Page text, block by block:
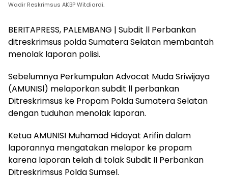
Wadir Reskrimsus AKBP Witdiardi.
BERITAPRESS, PALEMBANG | Subdit ll Perbankan
ditreskrimsus polda Sumatera Selatan membantah
menolak laporan polisi.
Sebelumnya Perkumpulan Advocat Muda Sriwijaya
(AMUNISl) melaporkan subdit ll perbankan
Ditreskrimsus ke Propam Polda Sumatera Selatan
dengan tuduhan menolak laporan.
Ketua AMUNISI Muhamad Hidayat Arifin dalam
laporannya mengatakan melapor ke propam
karena laporan telah di tolak Subdit II Perbankan
Ditreskrimsus Polda Sumsel.